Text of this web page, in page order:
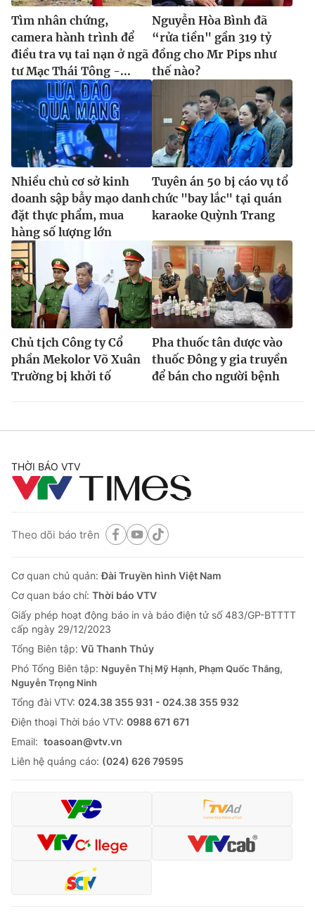
Tìm nhân chứng,
camera hành trình để
điều tra vụ tai nạn ở ngã
tư Mạc Thái Tông -...
Nguyễn Hòa Bình đã
“rửa tiền" gần 319 tỷ
đồng cho Mr Pips như
thế nào?
Nhiều chủ cơ sở kinh
doanh sập bẫy mạo danh
đặt thực phẩm, mua
hàng số lượng lớn
Tuyên án 50 bị cáo vụ tổ
chức "bay lắc" tại quán
karaoke Quỳnh Trang
Chủ tịch Công ty Cổ
phần Mekolor Võ Xuân
Trường bị khởi tố
Pha thuốc tân dược vào
thuốc Đông y gia truyền
để bán cho người bệnh
THỜI BÁO VTV
Theo dõi báo trên
Cơ quan chủ quản:Đài Truyền hình Việt Nam
Cơ quan báo chí: Thời báo VTV
Giấy phép hoạt động báo in và báo điện tử số 483/GP-BTTTT
cấp ngày 29/12/2023
Tổng Biên tập: Vũ Thanh Thủy
Phó Tổng Biên tập: Nguyễn Thị Mỹ Hạnh, Phạm Quốc Thắng,
Nguyễn Trọng Ninh
Tổng đài VTV: 024.38 355 931 - 024.38 355 932
Ðiện thoại Thời báo VTV: 0988 671 671
Email: toasoan@vtv.vn
Liên hệ quảng cáo: (024) 626 79595